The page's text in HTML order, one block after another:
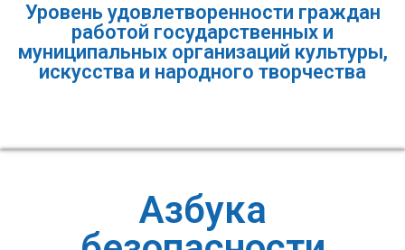
Уровень удовлетворенности граждан
работой государственных и
муниципальных организаций культуры,
искусства и народного творчества
Азбука